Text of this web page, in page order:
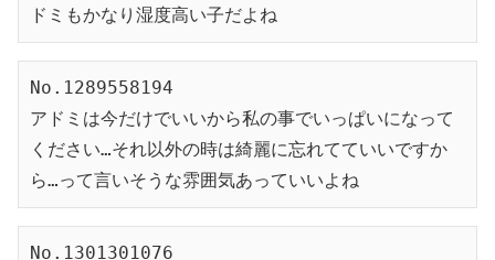
ドミもかなり湿度高い子だよね
No.1289558194
アドミは今だけでいいから私の事でいっぱいになって
ください…それ以外の時は綺麗に忘れてていいですか
ら…って言いそうな雰囲気あっていいよね
No.1301301076